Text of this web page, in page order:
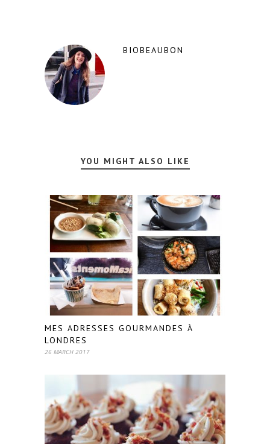
BIOBEAUBON
YOU MIGHT ALSO LIKE
MES ADRESSES GOURMANDES À
LONDRES
26 MARCH 2017